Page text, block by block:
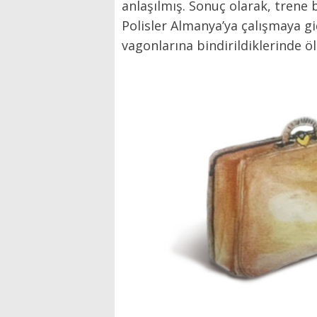
anlaşılmış. Sonuç olarak,
Polisler Almanya’ya çalışmaya
vagonlarına bindirildiklerinde